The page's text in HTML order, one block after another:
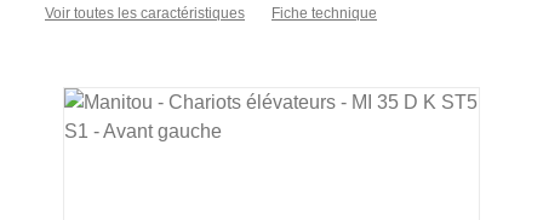
Voir toutes les caractéristiques Fiche technique
Ignorer la galerie d'images